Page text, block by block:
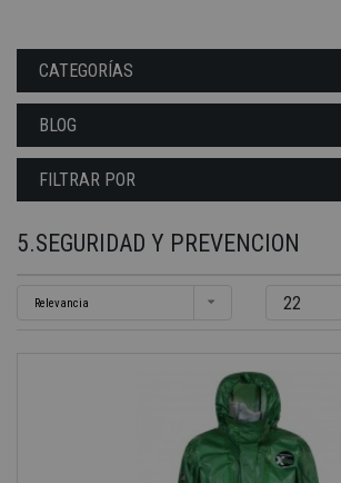
CATEGORÍAS
BLOG
FILTRAR POR
5.SEGURIDAD Y PREVENCION
Relevancia 22